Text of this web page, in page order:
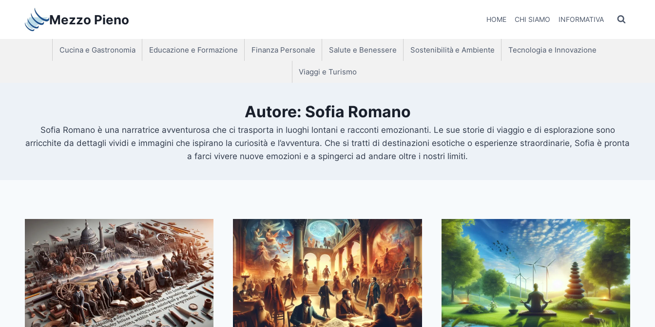
contenuto
Mezzo Pieno HOME CHI SIAMO INFORMATIVA
Cucina e Gastronomia Educazione e Formazione Finanza Personale Salute e Benessere Sostenibilità e Ambiente Tecnologia e Innovazione
Viaggi e Turismo
Autore: Sofia Romano
Sofia Romano è una narratrice avventurosa che ci trasporta in luoghi lontani e racconti emozionanti. Le sue storie di viaggio e di esplorazione sono
arricchite da dettagli vividi e immagini che ispirano la curiosità e l’avventura. Che si tratti di destinazioni esotiche o esperienze straordinarie, Sofia è pronta
a farci vivere nuove emozioni e a spingerci ad andare oltre i nostri limiti.